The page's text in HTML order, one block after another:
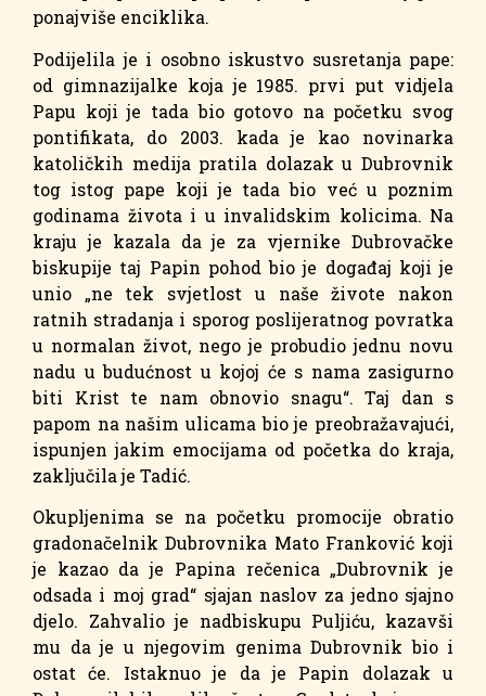
ponajviše enciklika.
Podijelila je i osobno iskustvo susretanja pape:
od gimnazijalke koja je 1985. prvi put vidjela
Papu koji je tada bio gotovo na početku svog
pontifikata, do 2003. kada je kao novinarka
katoličkih medija pratila dolazak u Dubrovnik
tog istog pape koji je tada bio već u poznim
godinama života i u invalidskim kolicima. Na
kraju je kazala da je za vjernike Dubrovačke
biskupije taj Papin pohod bio je događaj koji je
unio „ne tek svjetlost u naše živote nakon
ratnih stradanja i sporog poslijeratnog povratka
u normalan život, nego je probudio jednu novu
nadu u budućnost u kojoj će s nama zasigurno
biti Krist te nam obnovio snagu“. Taj dan s
papom na našim ulicama bio je preobražavajući,
ispunjen jakim emocijama od početka do kraja,
zaključila je Tadić.
Okupljenima se na početku promocije obratio
gradonačelnik Dubrovnika Mato Franković koji
je kazao da je Papina rečenica „Dubrovnik je
odsada i moj grad“ sjajan naslov za jedno sjajno
djelo. Zahvalio je nadbiskupu Puljiću, kazavši
mu da je u njegovim genima Dubrovnik bio i
ostat će. Istaknuo je da je Papin dolazak u